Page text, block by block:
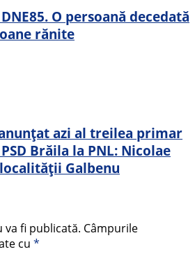
O persoană decedată
rănite
azi al treilea primar
Brăila la PNL: Nicolae
Galbenu
va fi publicată. Câmpurile
cu *